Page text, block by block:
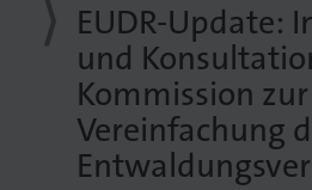
EUDR-Update:
und
Kommission zur
Vereinfachung